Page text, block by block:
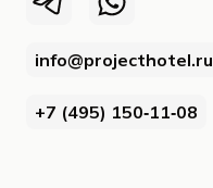
info@projecthotel.ru
+7 (495) 150‑11‑08